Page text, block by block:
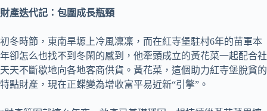
財產迭代記：包圍成長瓶頸
初冬時節，東南旱塬上冷風凜凜，而在紅寺堡駐村6年的苗軍本
年卻怎么也找不到冬閑的感到，他牽頭成立的黃花菜一起配合社
天天不斷歇地向各地客商供貨。黃花菜，這個助力紅寺堡脫貧的
特點財產，現在正蝶變為增收富平易近新“引擎”。